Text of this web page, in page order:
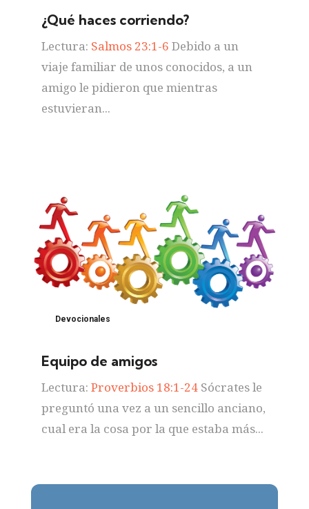
¿Qué haces corriendo?
Lectura: Salmos 23:1-6 Debido a un
viaje familiar de unos conocidos, a un
amigo le pidieron que mientras
estuvieran...
Devocionales
Equipo de amigos
Lectura: Proverbios 18:1-24Sócrates le
preguntó una vez a un sencillo anciano,
cual era la cosa por la que estaba más...